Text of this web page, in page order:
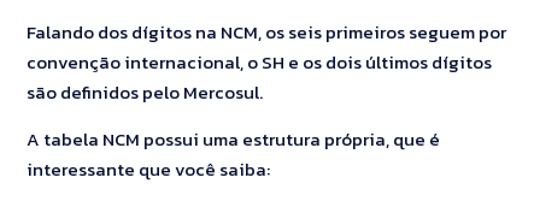
Falando dos dígitos na NCM, os seis primeiros seguem por
convenção internacional, o SH e os dois últimos dígitos
são definidos pelo Mercosul.
A tabela NCM possui uma estrutura própria, que é
interessante que você saiba: